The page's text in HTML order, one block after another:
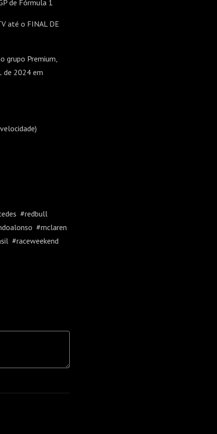
de Fórmula 1
até o FINAL DE
grupo Premium,
de 2024 em
#redbull
#mclaren
#raceweekend